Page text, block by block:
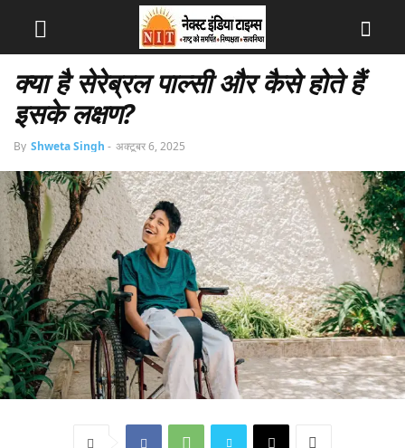
क्या है सेरेब्रल पाल्सी और कैसे होते हैं
इसके लक्षण?
By Shweta Singh - अक्टूबर 6, 2025